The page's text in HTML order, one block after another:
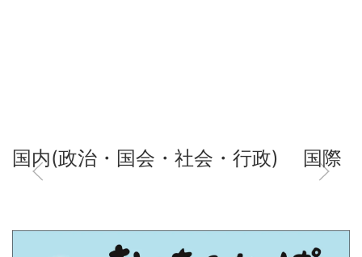
国内(政治・国会・社会・行政) 国際